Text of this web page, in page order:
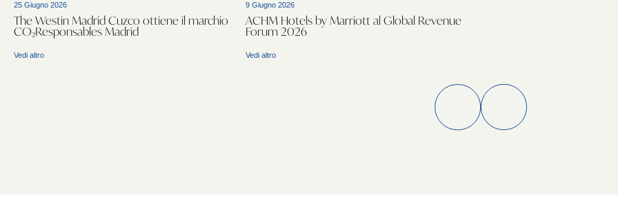
25 Giugno 2026
The Westin Madrid Cuzco ottiene il marchio
CO₂Responsables Madrid
Vedi altro
9 Giugno 2026
ACHM Hotels by Marriott al Global Revenue
Forum 2026
Vedi altro